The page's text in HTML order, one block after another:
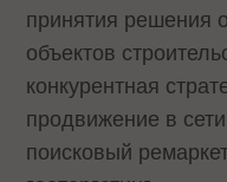
принятия решения
объектов
конкурентная
продвижение в
поисковый